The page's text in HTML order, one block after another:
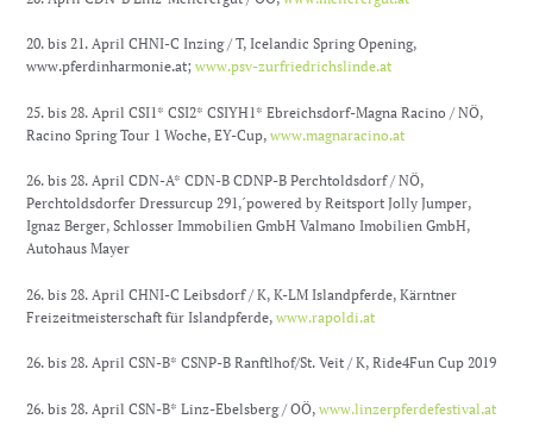
20. bis 21. April CHNI-C Inzing / T, Icelandic Spring Opening,
www.pferdinharmonie.at;www.psv-zurfriedrichslinde.at
25. bis 28. April CSI1* CSI2* CSIYH1* Ebreichsdorf-Magna Racino / NÖ,
Racino Spring Tour 1 Woche, EY-Cup,www.magnaracino.at
26. bis 28. April CDN-A* CDN-B CDNP-B Perchtoldsdorf / NÖ,
Perchtoldsdorfer Dressurcup 291,´powered by Reitsport Jolly Jumper,
Ignaz Berger, Schlosser Immobilien GmbH Valmano Imobilien GmbH,
Autohaus Mayer
26. bis 28. April CHNI-C Leibsdorf / K, K-LM Islandpferde, Kärntner
Freizeitmeisterschaft für Islandpferde,www.rapoldi.at
26. bis 28. April CSN-B* CSNP-B Ranftlhof/St. Veit / K, Ride4Fun Cup 2019
26. bis 28. April CSN-B* Linz-Ebelsberg / OÖ,www.linzerpferdefestival.at